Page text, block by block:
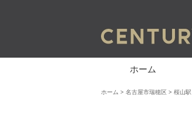
ホーム
ホーム > 名古屋市瑞穂区 > 桜山駅